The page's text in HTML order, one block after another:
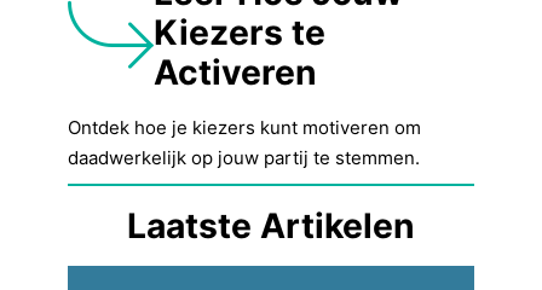
Kiezers te
Activeren
Ontdek hoe je kiezers kunt motiveren om
daadwerkelijk op jouw partij te stemmen.
Laatste Artikelen